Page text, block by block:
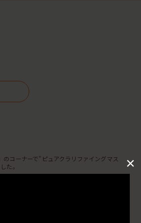
×
のコーナーで"ピュアクラリファイングマス
た。